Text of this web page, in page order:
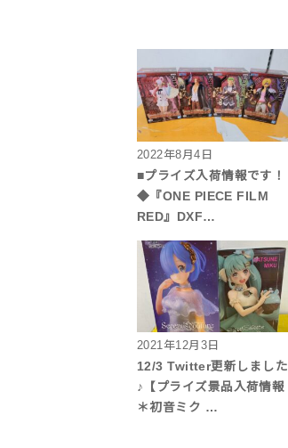
2022年8月4日
■プライズ入荷情報です！
◆『ONE PIECE FILM
RED』DXF…
2021年12月3日
12/3 Twitter更新しました
♪【プライズ景品入荷情報
＊初音ミク …